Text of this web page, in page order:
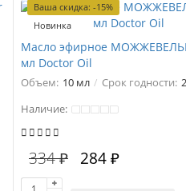
Ваша скидка: -15%
Новинка
Масло эфирное
мл Doctor Oil
Объем: 10 мл Срок годности:
Наличие:
334 ₽ 284 ₽